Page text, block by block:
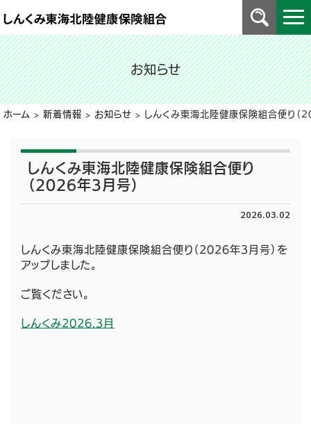
ホーム > 新着情報 > お知らせ > しんくみ東海北陸健康保険組合便り（
お知らせ
しんくみ東海北陸健康保険組合便り
（2026年3月号）
2026.03.02
しんくみ東海北陸健康保険組合便り（2026年3月号）を
アップしました。
ご覧ください。
しんくみ2026.3月